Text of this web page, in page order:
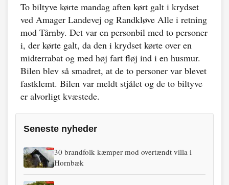
To biltyve kørte mandag aften kørt galt i krydset
ved Amager Landevej og Randkløve Alle i retning
mod Tårnby. Det var en personbil med to personer
i, der kørte galt, da den i krydset kørte over en
midterrabat og med høj fart fløj ind i en husmur.
Bilen blev så smadret, at de to personer var blevet
fastklemt. Bilen var meldt stjålet og de to biltyve
er alvorligt kvæstede.
Seneste nyheder
30 brandfolk kæmper mod overtændt villa i
Hornbæk